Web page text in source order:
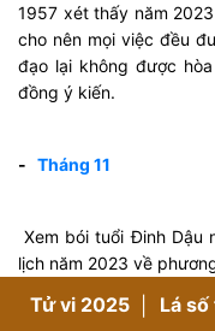
1957 xét thấy năm
cho nên mọi việc đều
đạo lại không được
đồng ý kiến.
- Tháng 11
Xem bói tuổi Đinh Dậu
lịch năm 2023 về
gia tuyến sẽ được
con thêm cháu trong
Tử vi 2025 Lá